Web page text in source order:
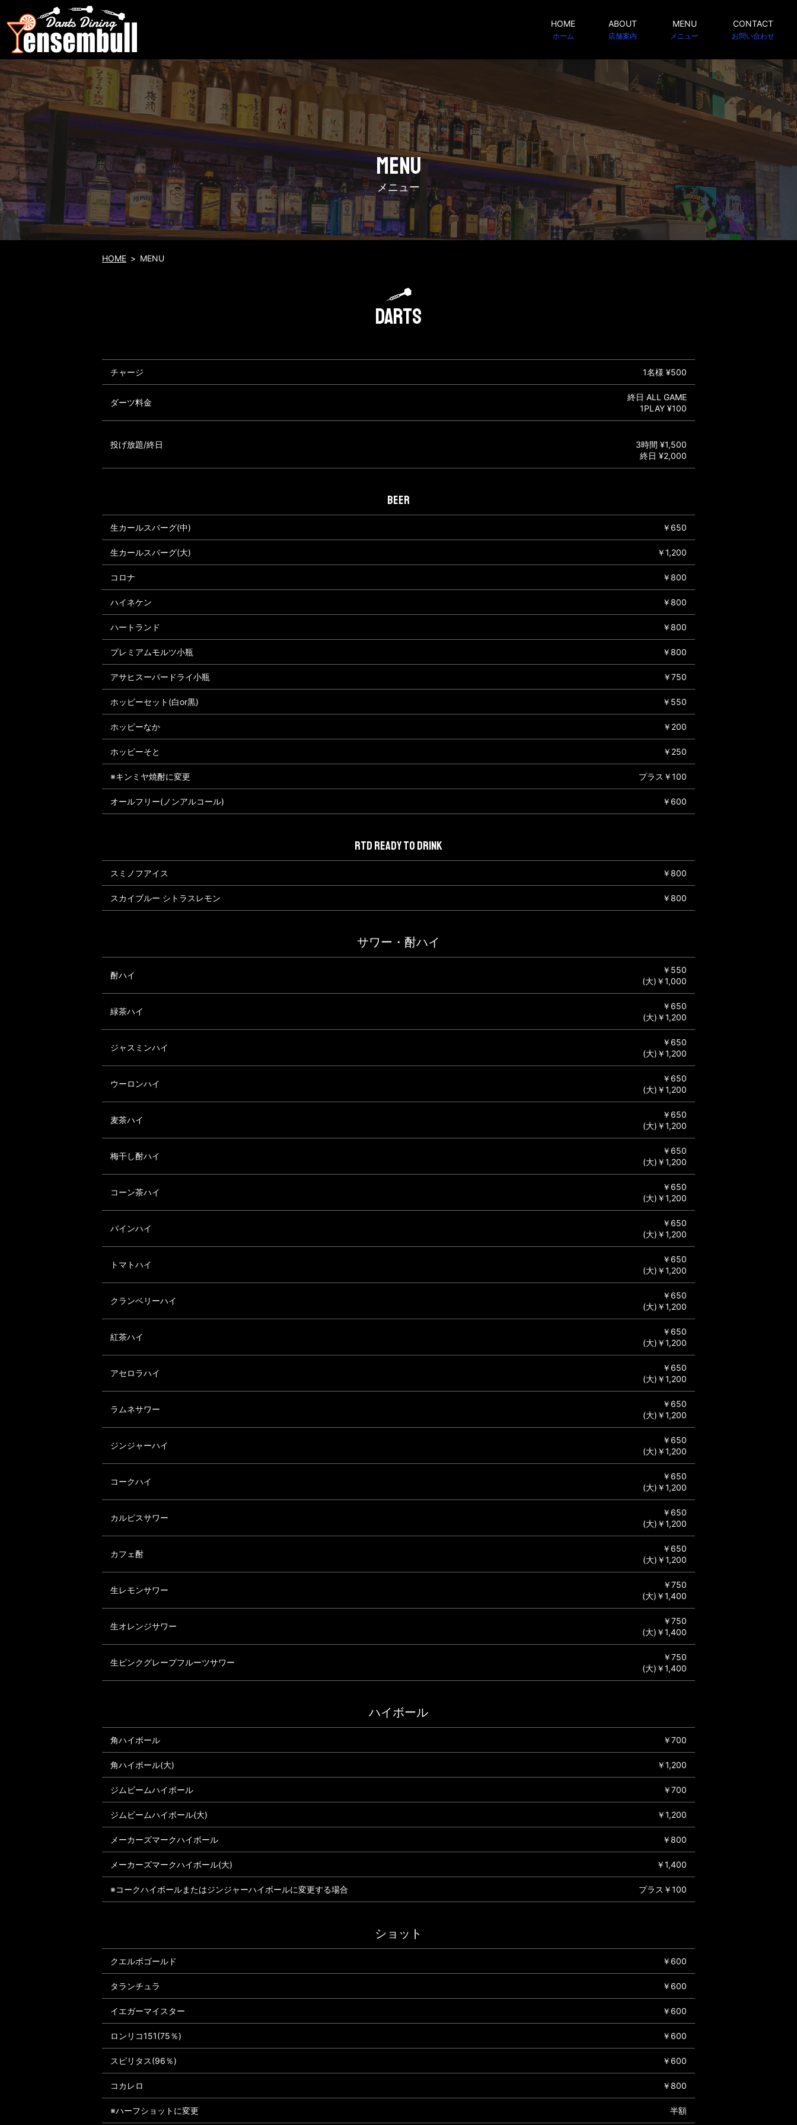
HOME
ホーム
ABOUT
店舗案内
MENU
メニュー
CONTACT
お問い合わせ
MENU
メニュー
HOME MENU
DARTS
チャージ 1名様 ¥500
ダーツ料金
終日 ALL GAME
1PLAY ¥100
投げ放題/終日
3時間 ¥1,500
終日 ¥2,000
BEER
生カールスバーグ(中) ￥650
生カールスバーグ(大) ￥1,200
コロナ ￥800
ハイネケン ￥800
ハートランド ￥800
プレミアムモルツ小瓶 ￥800
アサヒスーパードライ小瓶 ￥750
ホッピーセット(白or黒) ￥550
ホッピーなか ￥200
ホッピーそと ￥250
※キンミヤ焼酎に変更 プラス￥100
オールフリー(ノンアルコール) ￥600
RTD READY TO DRINK
スミノフアイス ￥800
スカイブルー シトラスレモン ￥800
サワー・酎ハイ
酎ハイ
￥550
(大)￥1,000
緑茶ハイ
￥650
(大)￥1,200
ジャスミンハイ
￥650
(大)￥1,200
ウーロンハイ
￥650
(大)￥1,200
麦茶ハイ
￥650
(大)￥1,200
梅干し酎ハイ
￥650
(大)￥1,200
コーン茶ハイ
￥650
(大)￥1,200
パインハイ
￥650
(大)￥1,200
トマトハイ
￥650
(大)￥1,200
クランベリーハイ
￥650
(大)￥1,200
紅茶ハイ
￥650
(大)￥1,200
アセロラハイ
￥650
(大)￥1,200
ラムネサワー
￥650
(大)￥1,200
ジンジャーハイ
￥650
(大)￥1,200
コークハイ
￥650
(大)￥1,200
カルピスサワー
￥650
(大)￥1,200
カフェ酎
￥650
(大)￥1,200
生レモンサワー
￥750
(大)￥1,400
生オレンジサワー
￥750
(大)￥1,400
生ピンクグレープフルーツサワー
￥750
(大)￥1,400
ハイボール
角ハイボール ￥700
角ハイボール(大) ￥1,200
ジムビームハイボール ￥700
ジムビームハイボール(大) ￥1,200
メーカーズマークハイボール ￥800
メーカーズマークハイボール(大) ￥1,400
※コークハイボールまたはジンジャーハイボールに変更する場合 プラス￥100
ショット
クエルボゴールド ￥600
タランチュラ ￥600
イエガーマイスター ￥600
ロンリコ151(75％) ￥600
スピリタス(96％) ￥600
コカレロ ￥800
※ハーフショットに変更 半額